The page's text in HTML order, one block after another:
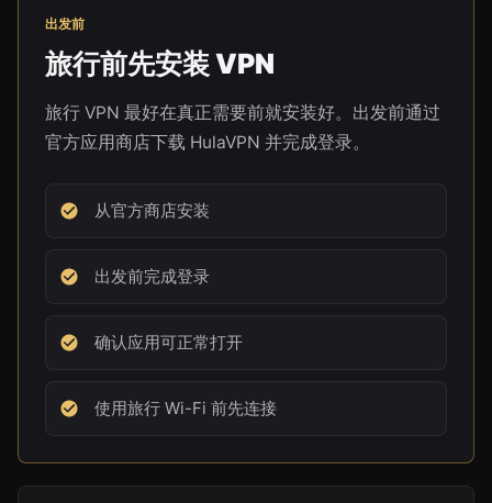
出发前
旅行前先安装 VPN
旅行 VPN 最好在真正需要前就安装好。出发前通过
官方应用商店下载 HulaVPN 并完成登录。
从官方商店安装
出发前完成登录
确认应用可正常打开
使用旅行 Wi-Fi 前先连接